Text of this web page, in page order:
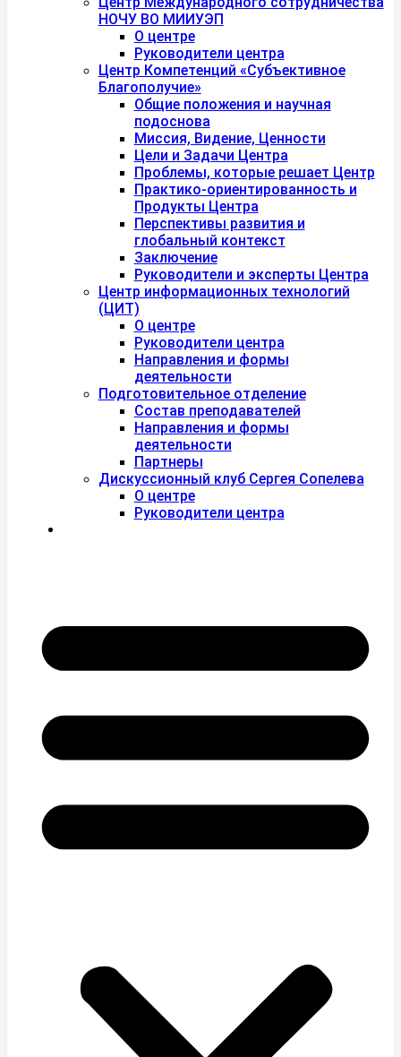
НОЧУ ВО МИИУЭП
О центре
Руководители центра
Центр Компетенций «Субъективное
Благополучие»
Общие положения и научная
подоснова
Миссия, Видение, Ценности
Цели и Задачи Центра
Проблемы, которые решает Центр
Практико-ориентированность и
Продукты Центра
Перспективы развития и
глобальный контекст
Заключение
Руководители и эксперты Центра
Центр информационных технологий
(ЦИТ)
О центре
Руководители центра
Направления и формы
деятельности
Подготовительное отделение
Состав преподавателей
Направления и формы
деятельности
Партнеры
Дискуссионный клуб Сергея Сопелева
О центре
Руководители центра